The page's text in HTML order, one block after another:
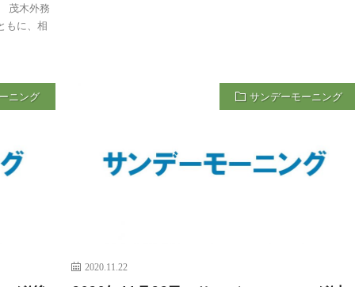
茂木外務
もに、相
ニング サンデーモーニング
2020.11.22